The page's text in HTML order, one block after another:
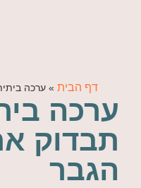
דף הבית » ערכה
ערכה
תבדוק
הגבר